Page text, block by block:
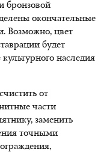
бронзовой
окончательные
Возможно, цвет
будет
наследия
от
части
заменить
точными